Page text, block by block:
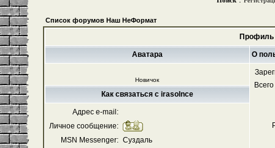
Список форумов Наш НеФормат
Профиль
Аватара О
Новичок
Как связаться с irasolnce
Адрес e-mail:
Личное сообщение:
MSN Messenger: Суздаль